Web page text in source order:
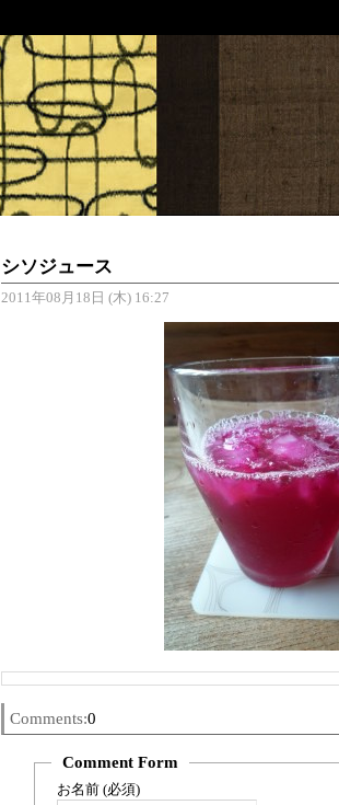
シソジュース
2011年08月18日 (木) 16:27
Comments:0
Comment Form
お名前 (必須)